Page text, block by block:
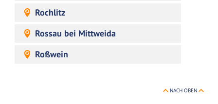
Rochlitz
Rossau bei Mittweida
Roßwein
NACH OBEN